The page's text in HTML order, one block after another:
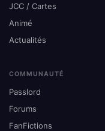
JCC / Cartes
Animé
Actualités
COMMUNAUTÉ
Passlord
Forums
FanFictions